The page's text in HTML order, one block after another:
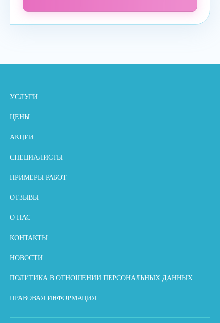
УСЛУГИ
ЦЕНЫ
АКЦИИ
СПЕЦИАЛИСТЫ
ПРИМЕРЫ РАБОТ
ОТЗЫВЫ
О НАС
КОНТАКТЫ
НОВОСТИ
ПОЛИТИКА В ОТНОШЕНИИ ПЕРСОНАЛЬНЫХ ДАННЫХ
ПРАВОВАЯ ИНФОРМАЦИЯ